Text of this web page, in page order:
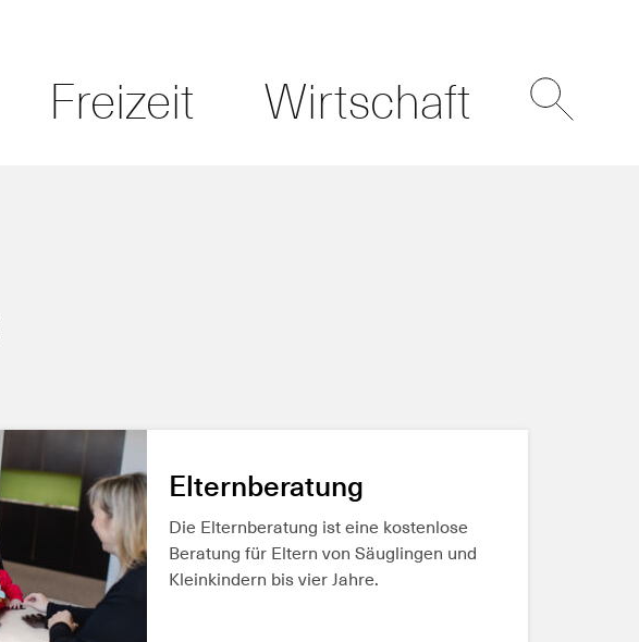
Freizeit Wirtschaft
Elternberatung
Die Elternberatung ist eine kostenlose
Beratung für Eltern von Säuglingen und
Kleinkindern bis vier Jahre.